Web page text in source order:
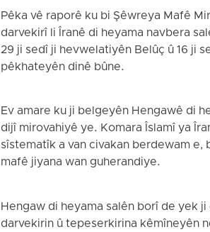
Pêka vê raporê ku bi Şêwreya Mafê
darvekirî li Îranê di heyama navbera
29 ji sedî ji hevwelatiyên Belûç û 16 ji
pêkhateyên dinê bûne.
Ev amare ku ji belgeyên Hengawê di
dijî mirovahiyê ye. Komara Îslamî ya
sîstematîk a van civakan berdewam
mafê jiyana wan guherandiye.
Hengaw di heyama salên borî de yek
darvekirin û tepeserkirina kêmîneyên